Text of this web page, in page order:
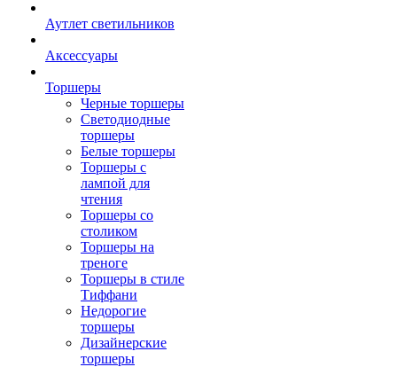
Аутлет светильников
Аксессуары
Торшеры
Черные торшеры
Светодиодные
торшеры
Белые торшеры
Торшеры с
лампой для
чтения
Торшеры со
столиком
Торшеры на
треноге
Торшеры в стиле
Тиффани
Недорогие
торшеры
Дизайнерские
торшеры